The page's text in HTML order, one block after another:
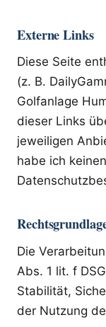
Externe Links
Diese Seite
(z. B.
Golfanlage
dieser Links
jeweiligen
habe ich
Die
Abs. 1 lit. f
Stabilität,
der Nutzung